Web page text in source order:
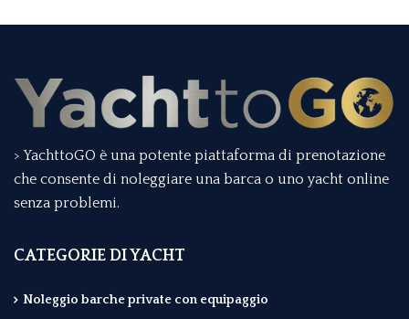
> YachttoGO è una potente piattaforma di prenotazione
che consente di noleggiare una barca o uno yacht online
senza problemi.
CATEGORIE DI YACHT
Noleggio barche private con equipaggio